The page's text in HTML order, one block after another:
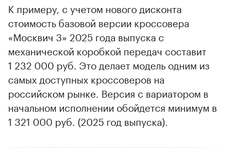
К примеру, с учетом нового дисконта
стоимость базовой версии кроссовера
«Москвич 3» 2025 года выпуска с
механической коробкой передач составит
1 232 000 руб. Это делает модель одним из
самых доступных кроссоверов на
российском рынке. Версия с вариатором в
начальном исполнении обойдется минимум в
1 321 000 руб. (2025 год выпуска).